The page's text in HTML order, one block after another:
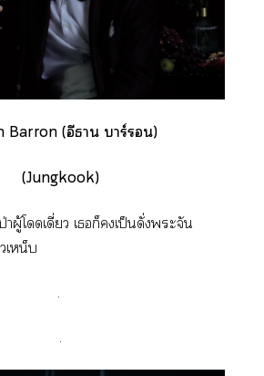
Barron (อีธาน บาร์)
(Jungkook)
ผู้โดดเดี่ยว เก็เป็นดั่งะจัน
เหน็บ
.
.